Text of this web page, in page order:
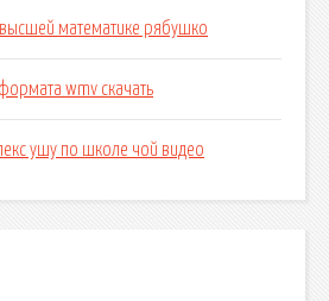
математике рябушко
wmv скачать
ушу по школе чой видео